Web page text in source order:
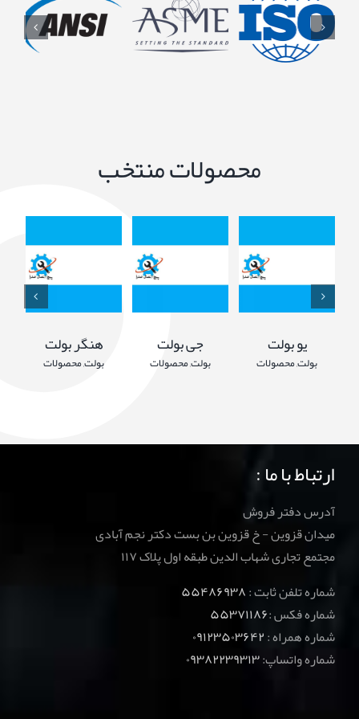
محصولات منتخب
هنگر بولت
بولت,محصولات
جی بولت
بولت,محصولات
یو بولت
بولت,محصولات
ارتباط با ما :
آدرس دفتر فروش
میدان قزوین - خ قزوین بن بست دکتر نجم آبادی
مجتمع تجاری شهاب الدین طبقه اول پلاک ۱۱۷
شماره تلفن ثابت :۵۵۴۸۶۹۳۸
شماره فکس :۵۵۳۷۱۱۸۶
شماره همراه :۰۹۱۲۳۵۰۳۶۴۲
شماره واتساپ:۰۹۳۸۲۲۳۹۳۱۳